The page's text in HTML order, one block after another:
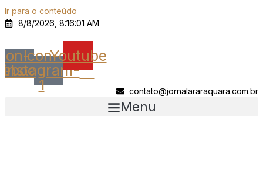
Ir para o conteúdo
8/8/2026, 8:16:01 AM
Icon-
instagram-
1
Youtube
contato@jornalararaquara.com.br
Menu